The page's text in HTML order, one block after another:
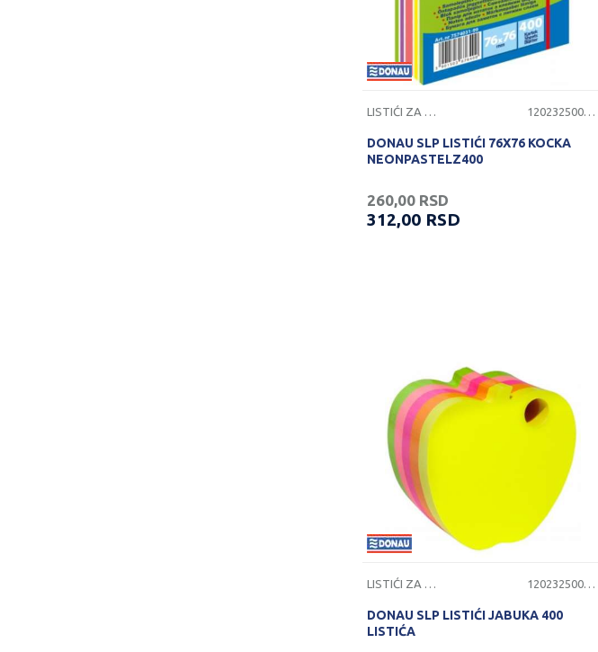
LISTIĆI ZA PORUKE 1202325000630
DONAU SLP LISTIĆI 76X76 KOCKA
NEONPASTELZ400
260,00 RSD
312,00 RSD
LISTIĆI ZA PORUKE 1202325000625
DONAU SLP LISTIĆI JABUKA 400
LISTIĆA